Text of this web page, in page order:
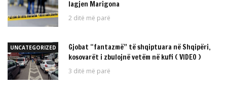
lagjen Marigona
2 ditë më parë
UNCATEGORIZED
Gjobat “fantazmë” të shqiptuara në Shqipëri,
kosovarët i zbulojnë vetëm në kufi ( VIDEO )
3 ditë më parë